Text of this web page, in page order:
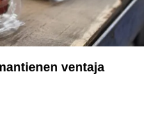
ventaja